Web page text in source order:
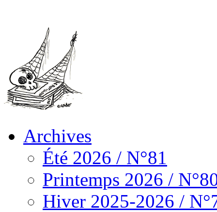
Archives
Été 2026 / N°81
Printemps 2026 /
Hiver 2025-2026 /